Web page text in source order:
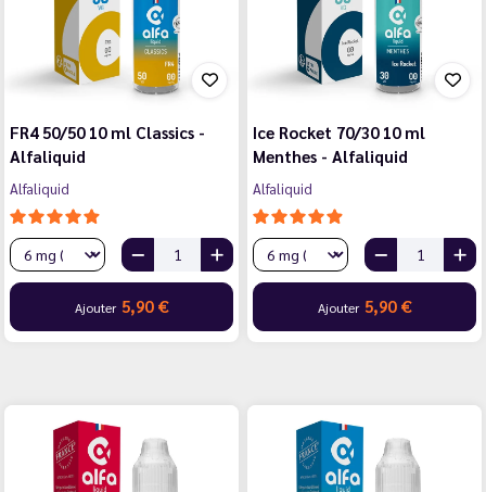
FR4 50/50 10 ml Classics -
Alfaliquid
Alfaliquid
Ajouter 5,90 €
Ice Rocket 70/30 10 ml
Menthes - Alfaliquid
Alfaliquid
Ajouter 5,90 €